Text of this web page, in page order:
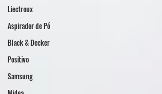
Liectroux
Aspirador de Pó
Black & Decker
Positivo
Samsung